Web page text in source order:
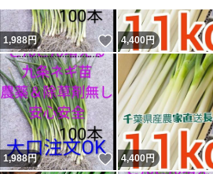
感じることができます。
②キッチンバサミで好みの長
ます。
③耐熱性の深いお皿にカットし
めんつゆ、ラー油でもう最高
(辛いのが苦手な方はゴマ油でも
1,988円 いいね！
4,400円
1,988円 いいね！
4,400円